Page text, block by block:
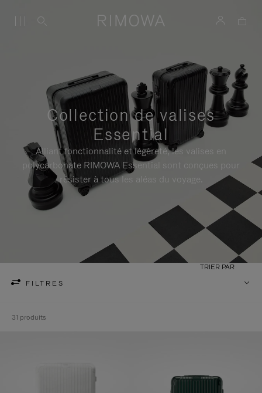
Collection de valises
Essential
Alliant fonctionnalité et légèreté, les valises en
polycarbonate RIMOWA Essential sont conçues pour
résister à tous les aléas du voyage.
FILTRES
TRIER PAR
31 produits